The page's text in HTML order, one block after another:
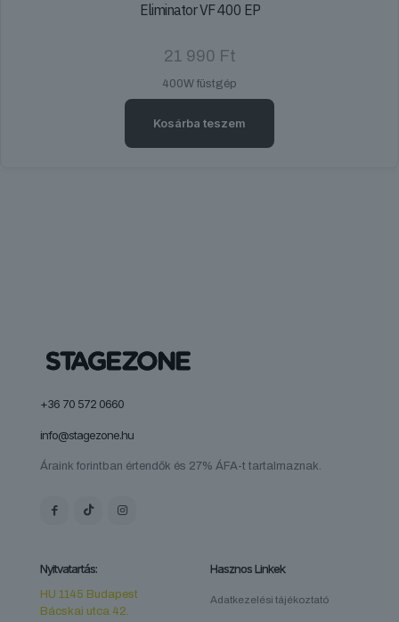
Eliminator VF 400 EP
21 990 Ft
400W füstgép
Kosárba teszem
+36 70 572 0660
info@stagezone.hu
Áraink forintban értendők és 27% ÁFA-t tartalmaznak.
Nyitvatartás:
HU 1145 Budapest
Bácskai utca 42.
Hasznos Linkek
Adatkezelési tájékoztató